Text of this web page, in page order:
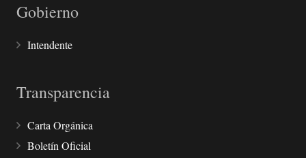
Gobierno
Intendente
Transparencia
Carta Orgánica
Boletín Oficial